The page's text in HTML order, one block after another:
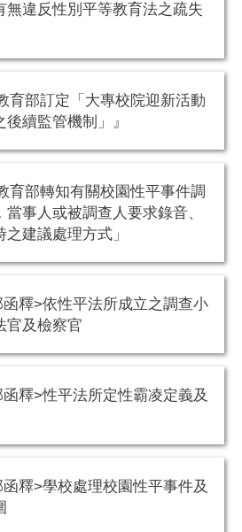
無違反性別平等教育法之疏失
育部訂定「大專校院迎新活動
續監管機制」』
育部轉知有關校園性平事件調
事人或被調查人要求錄音、
建議處理方式」
釋>依性平法所成立之調查小
官及檢察官
釋>性平法所定性霸凌定義及
釋>學校處理校園性平事件及